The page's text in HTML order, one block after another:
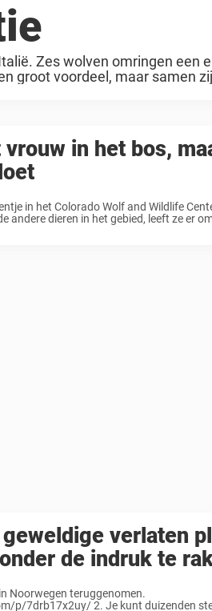
Zes wolven omringen een
groot voordeel, maar samen
in het bos,
in het Colorado Wolf and Wildlife
andere dieren in het gebied, leeft ze er
verlaten
de indruk te
Noorwegen teruggenomen.
p/7drb17x2uy/ 2. Je kunt duizenden